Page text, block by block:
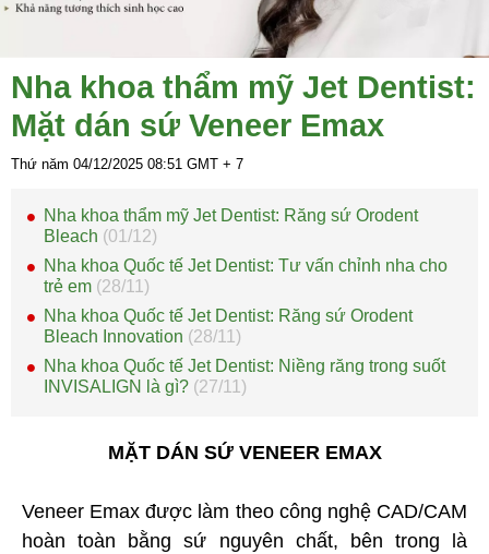
Nha khoa thẩm mỹ Jet Dentist:
Mặt dán sứ Veneer Emax
Thứ năm 04/12/2025 08:51 GMT + 7
Nha khoa thẩm mỹ Jet Dentist: Răng sứ Orodent
Bleach (01/12)
Nha khoa Quốc tế Jet Dentist: Tư vấn chỉnh nha cho
trẻ em (28/11)
Nha khoa Quốc tế Jet Dentist: Răng sứ Orodent
Bleach Innovation (28/11)
Nha khoa Quốc tế Jet Dentist: Niềng răng trong suốt
INVISALIGN là gì? (27/11)
MẶT DÁN SỨ VENEER EMAX
Veneer Emax được làm theo công nghệ CAD/CAM
hoàn toàn bằng sứ nguyên chất, bên trong là